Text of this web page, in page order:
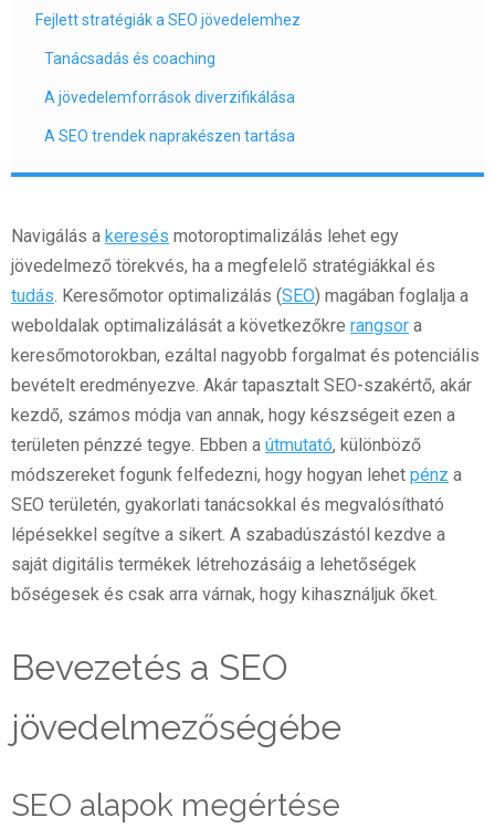
Fejlett stratégiák a SEO jövedelemhez
Tanácsadás és coaching
A jövedelemforrások diverzifikálása
A SEO trendek naprakészen tartása
Navigálás a keresés motoroptimalizálás lehet egy
jövedelmező törekvés, ha a megfelelő stratégiákkal és
tudás. Keresőmotor optimalizálás (SEO) magában foglalja a
weboldalak optimalizálását a következőkre rangsor a
keresőmotorokban, ezáltal nagyobb forgalmat és potenciális
bevételt eredményezve. Akár tapasztalt SEO-szakértő, akár
kezdő, számos módja van annak, hogy készségeit ezen a
területen pénzzé tegye. Ebben a útmutató, különböző
módszereket fogunk felfedezni, hogy hogyan lehet pénz a
SEO területén, gyakorlati tanácsokkal és megvalósítható
lépésekkel segítve a sikert. A szabadúszástól kezdve a
saját digitális termékek létrehozásáig a lehetőségek
bőségesek és csak arra várnak, hogy kihasználjuk őket.
Bevezetés a SEO
jövedelmezőségébe
SEO alapok megértése